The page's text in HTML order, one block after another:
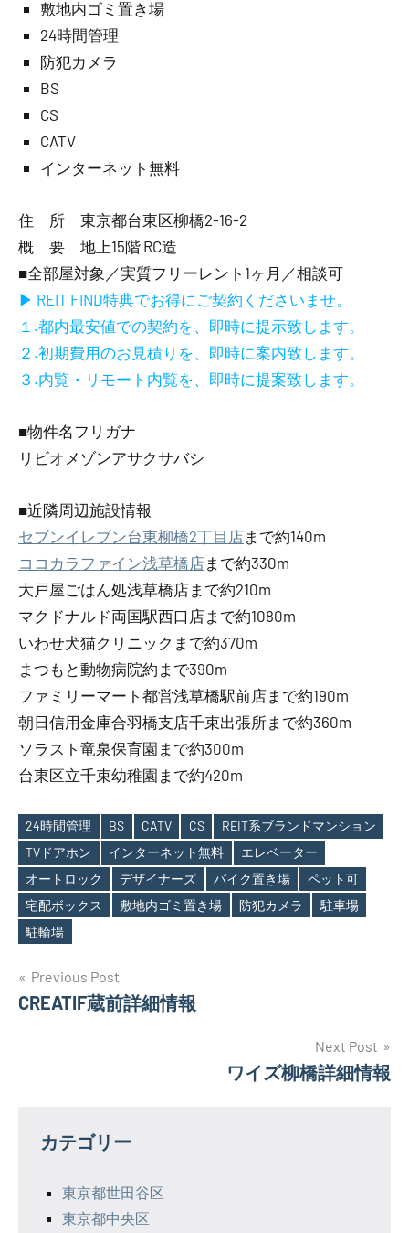
敷地内ゴミ置き場
24時間管理
防犯カメラ
BS
CS
CATV
インターネット無料
住 所 東京都台東区柳橋2-16-2
概 要 地上15階 RC造
■全部屋対象／実質フリーレント1ヶ月／相談可
▶ REIT FIND特典でお得にご契約くださいませ。
１.都内最安値での契約を、即時に提示致します。
２.初期費用のお見積りを、即時に案内致します。
３.内覧・リモート内覧を、即時に提案致します。
■物件名フリガナ
リビオメゾンアサクサバシ
■近隣周辺施設情報
セブンイレブン台東柳橋2丁目店まで約140m
ココカラファイン浅草橋店まで約330m
大戸屋ごはん処浅草橋店まで約210m
マクドナルド両国駅西口店まで約1080m
いわせ犬猫クリニックまで約370m
まつもと動物病院約まで390m
ファミリーマート都営浅草橋駅前店まで約190m
朝日信用金庫合羽橋支店千束出張所まで約360m
ソラスト竜泉保育園まで約300m
台東区立千束幼稚園まで約420m
Tags
24時間管理 BS CATV CS
REIT系ブランドマンション
TVドアホン
インターネット無料
エレベーター
オートロック
デザイナーズ バイク置き場
ペット可
宅配ボックス
敷地内ゴミ置き場 防犯カメラ
駐車場
駐輪場
投
稿
ー
Previous Post
CREATIF蔵前詳細情報
Next Post
ワイズ柳橋詳細情報
カテゴリー
東京都世田谷区
東京都中央区